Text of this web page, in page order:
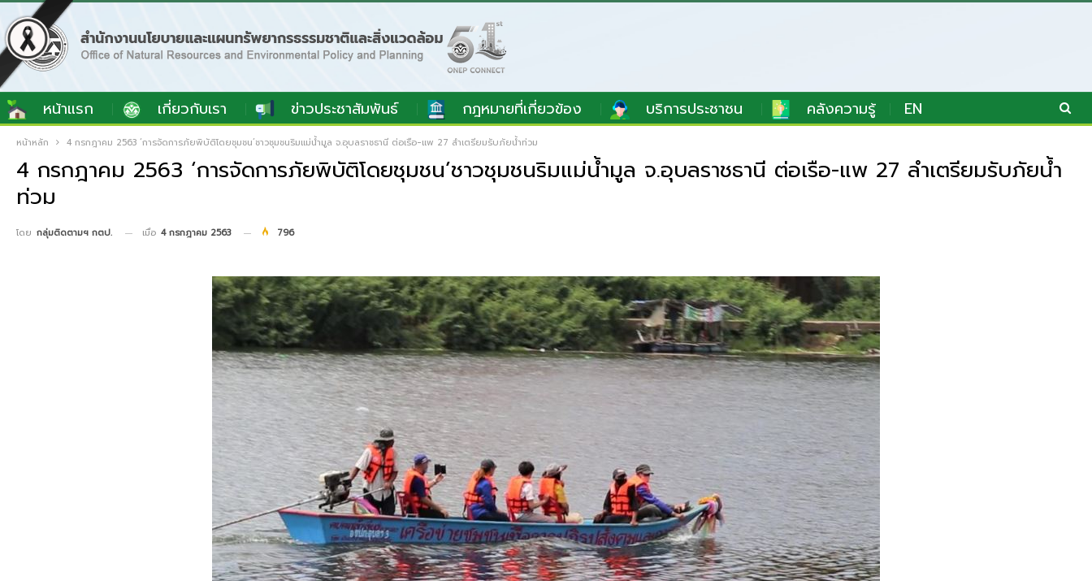
หน้าแรก เกี่ยวกับเรา ข่าวประชาสัมพันธ์ กฎหมายที่เกี่ยวข้อง บริการประชาชน คลังความรู้ EN
หน้าหลัก 4 กรกฎาคม 2563 ‘การจัดการภัยพิบัติโดยชุมชน’ชาวชุมชนริมแม่น้ำมูล จ.อุบลราชธานี ต่อเรือ-แพ 27 ลำเตรียมรับภัยน้ำท่วม
4 กรกฎาคม 2563 ‘การจัดการภัยพิบัติโดยชุมชน’ชาวชุมชนริมแม่น้ำมูล จ.อุบลราชธานี ต่อเรือ-แพ 27 ลำเตรียมรับภัยน้ำ
ท่วม
โดย กลุ่มติดตามฯ กตป. เมื่อ 4 กรกฎาคม 2563 796